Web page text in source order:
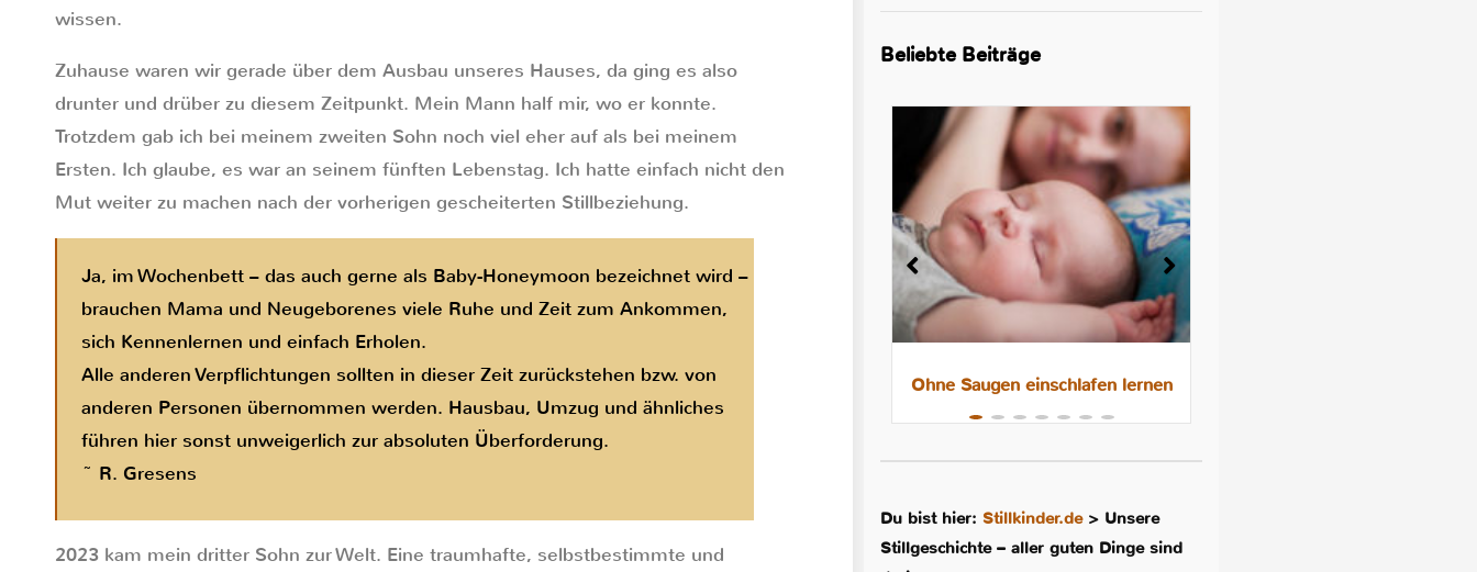
wissen.
Zuhause waren wir gerade über dem Ausbau unseres Hauses, da ging es also
drunter und drüber zu diesem Zeitpunkt. Mein Mann half mir, wo er konnte.
Trotzdem gab ich bei meinem zweiten Sohn noch viel eher auf als bei meinem
Ersten. Ich glaube, es war an seinem fünften Lebenstag. Ich hatte einfach nicht den
Mut weiter zu machen nach der vorherigen gescheiterten Stillbeziehung.
Ja, im Wochenbett – das auch gerne als Baby-Honeymoon bezeichnet wird –
brauchen Mama und Neugeborenes viele Ruhe und Zeit zum Ankommen,
sich Kennenlernen und einfach Erholen.
Alle anderen Verpflichtungen sollten in dieser Zeit zurückstehen bzw. von
anderen Personen übernommen werden. Hausbau, Umzug und ähnliches
führen hier sonst unweigerlich zur absoluten Überforderung.
~ R. Gresens
2023 kam mein dritter Sohn zur Welt. Eine traumhafte, selbstbestimmte und
Beliebte Beiträge
8 Tipps für leichtere Nächte mit
dem Stillkind
Ohne Saugen einschlafen lernen
Du bist hier:Stillkinder.de> Unsere
Stillgeschichte – aller guten Dinge sind